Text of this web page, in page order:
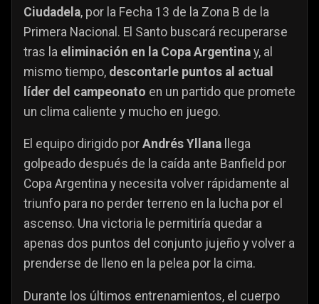
Ciudadela, por la Fecha 13 de la Zona B de la
Primera Nacional. El Santo buscará recuperarse
tras la eliminación en la Copa Argentina y, al
mismo tiempo, descontarle puntos al actual
líder del campeonato en un partido que promete
un clima caliente y mucho en juego.
El equipo dirigido por Andrés Yllana llega
golpeado después de la caída ante Banfield por
Copa Argentina y necesita volver rápidamente al
triunfo para no perder terreno en la lucha por el
ascenso. Una victoria le permitiría quedar a
apenas dos puntos del conjunto jujeño y volver a
prenderse de lleno en la pelea por la cima.
Durante los últimos entrenamientos, el cuerpo